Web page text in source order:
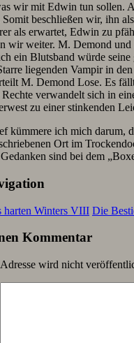
wir mit Edwin tun sollen.
Somit beschließen wir, ihn
als erwartet, Edwin zu
wir weiter. M. Demond
ein Blutsband würde
liegenden Vampir in
M. Demond Lose. Es
verwandelt sich in
zu einer stinkenden
kümmere ich mich darum,
Ort im
sind bei dem
harten Winters VIII Die
Kommentar
wird nicht